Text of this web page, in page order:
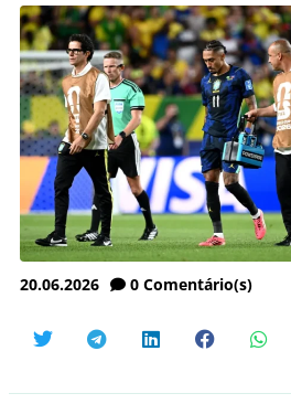
20.06.2026 0 Comentário(s)